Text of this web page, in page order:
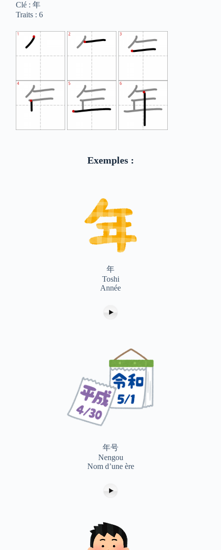
Clé : 年
Traits : 6
Exemples :
年
Toshi
Année
年号
Nengou
Nom d’une ère